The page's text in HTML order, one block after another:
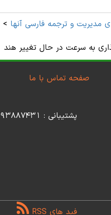
مديريت و ترجمه فارسی آنها >
به سرعت در حال تغییر هند
صفحه تماس با ما
پشتیبانی : 09393887431
فید های RSS